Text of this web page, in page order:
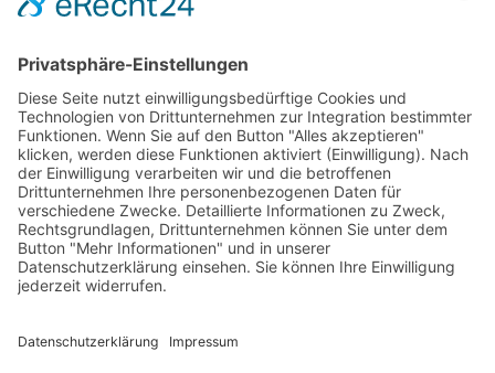
Vertragshändler
Verkauf neuer und gebrauchter Fahrzeuge,
Finanzdienstleistungen sowie Verkauf von Zubehör und
Ersatzteilen vor Ort.
Autorisierte Werkstatt für SUZUKI-Automobile.